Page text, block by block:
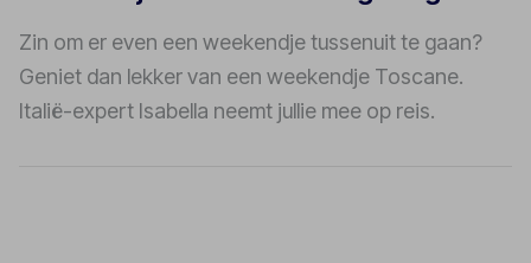
Zin om er even een weekendje tussenuit te gaan?
Geniet dan lekker van een weekendje Toscane.
Italië-expert Isabella neemt jullie mee op reis.